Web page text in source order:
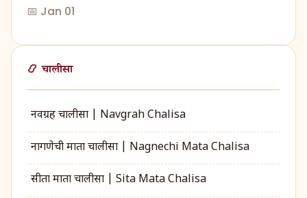
📅 Jan 01
📿 चालीसा
नवग्रह चालीसा | Navgrah Chalisa
नागणेची माता चालीसा | Nagnechi Mata Chalisa
सीता माता चालीसा | Sita Mata Chalisa